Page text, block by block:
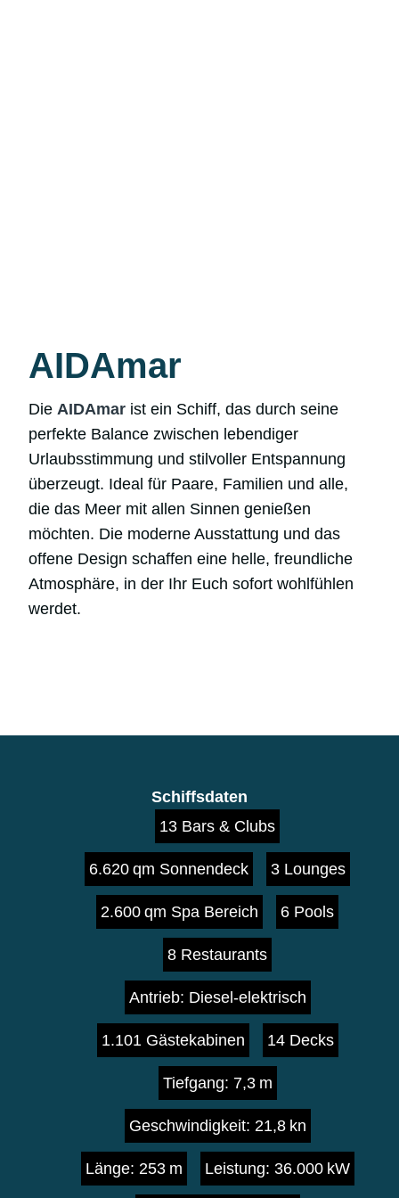
AIDAmar
DieAIDAmar ist ein Schiff, das durch seine
perfekte Balance zwischen lebendiger
Urlaubsstimmung und stilvoller Entspannung
überzeugt. Ideal für Paare, Familien und alle,
die das Meer mit allen Sinnen genießen
möchten. Die moderne Ausstattung und das
offene Design schaffen eine helle, freundliche
Atmosphäre, in der Ihr Euch sofort wohlfühlen
werdet.
Schiffsdaten
13 Bars & Clubs
6.620 qm Sonnendeck 3 Lounges
2.600 qm Spa Bereich 6 Pools
8 Restaurants
Antrieb: Diesel-elektrisch
1.101 Gästekabinen 14 Decks
Tiefgang: 7,3 m
Geschwindigkeit: 21,8 kn
Länge: 253 m Leistung: 36.000 kW